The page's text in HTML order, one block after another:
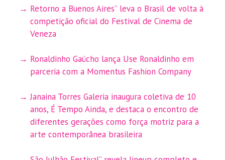
Retorno a Buenos Aires” leva o Brasil de volta à
competição oficial do Festival de Cinema de
Veneza
Ronaldinho Gaúcho lança Use Ronaldinho em
parceria com a Momentus Fashion Company
Janaina Torres Galeria inaugura coletiva de 10
anos, É Tempo Ainda, e destaca o encontro de
diferentes gerações como força motriz para a
arte contemporânea brasileira